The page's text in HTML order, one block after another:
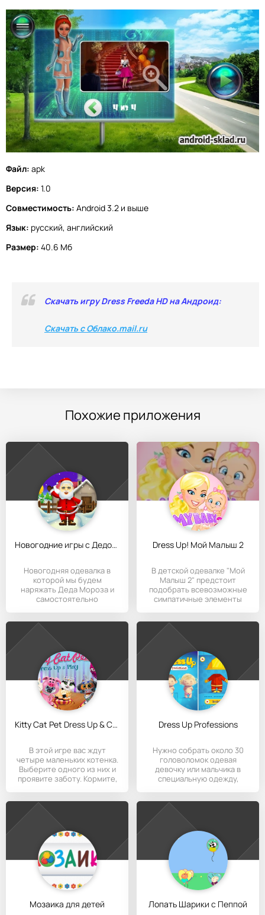
Файл: apk
Версия: 1.0
Совместимость: Android 3.2 и выше
Язык: русский, английский
Размер: 40.6 Мб
Скачать игру Dress Freeda HD на Андроид:
Скачать с Облако.mail.ru
Похожие приложения
Новогодние игры с Дедом Морозом
Новогодняя одевалка в
которой мы будем
наряжать Деда Мороза и
самостоятельно
Dress Up! Мой Малыш 2
В детской одевалке "Мой
Малыш 2" предстоит
подобрать всевозможные
симпатичные элементы
Kitty Cat Pet Dress Up & Care
В этой игре вас ждут
четыре маленьких котенка.
Выберите одного из них и
проявите заботу. Кормите,
Dress Up Professions
Нужно собрать около 30
головоломок одевая
девочку или мальчика в
специальную одежду,
Мозаика для детей Лопать Шарики с Пеппой